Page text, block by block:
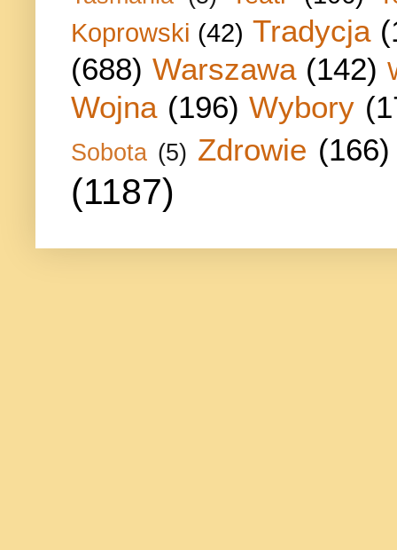
Koprowski (42) Tradycja
(688) Warszawa (142)
Wojna (196) Wybory
Sobota (5) Zdrowie (166)
(1187)